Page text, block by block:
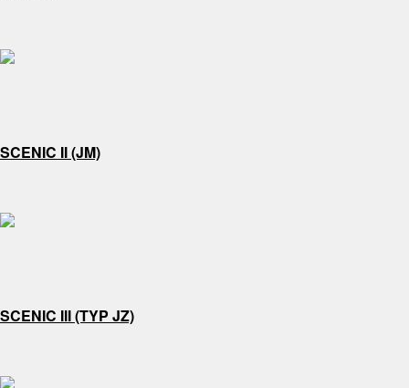
SCENIC II (JM)
SCENIC III (TYP JZ)